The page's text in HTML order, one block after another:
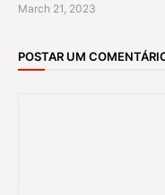
March 21, 2023
POSTAR UM